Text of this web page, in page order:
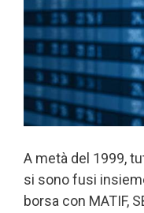
A metà del 1999,
si sono fusi
borsa con MATIF,